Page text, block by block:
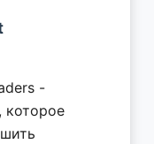
-
которое